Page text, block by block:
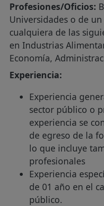
Profesiones/Oficios:
Universidades o de
cualquiera de las
en Industrias
Economía,
Experiencia:
Experiencia
sector público o
experiencia se
de egreso de la
lo que incluye
profesionales
Experiencia
de 01 año en el
público.